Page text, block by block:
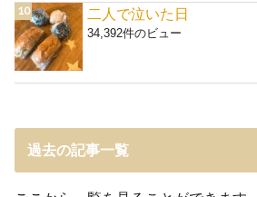
二人で泣いた日
34,392件のビュー
過去の記事一覧